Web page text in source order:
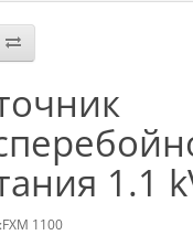
1.1
1100